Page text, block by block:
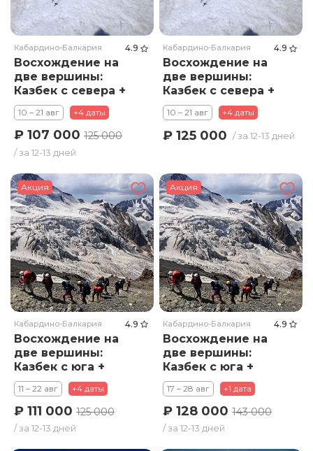
Кабардино-Балкария 4.9
Восхождение на
две вершины:
Казбек с севера +
Эльбрус. Тариф
Стандарт
10 – 21 авг +4 даты
₽ 107 000 125 000
/ за 12-13 дней
Кабардино-Балкария 4.9
Восхождение на
две вершины:
Казбек с севера +
Эльбрус. Тариф
Премиум
10 – 21 авг +4 даты
₽ 125 000 / за 12-13 дней
Акция
Кабардино-Балкария 4.9
Восхождение на
две вершины:
Казбек с юга +
Эльбрус. Тариф
Стандарт
11 – 22 авг +4 даты
₽ 111 000 125 000
/ за 12-13 дней
Акция
Кабардино-Балкария 4.9
Восхождение на
две вершины:
Казбек с юга +
Эльбрус. Тариф
Премиум
17 – 28 авг +1 дата
₽ 128 000143 000
/ за 12-13 дней